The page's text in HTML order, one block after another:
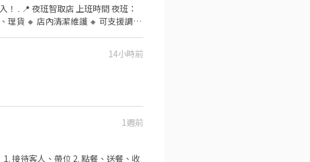
. 📍 夜班智取店 上班時間 夜班：
理貨 🔸 店內清潔維護 🔸 可支援調
州路二段206號1樓 中正臨沂 - 智取
- 智取店 新北市新店區北新路二段
區公園路95號1樓 板橋仁化 - 智取店
店 新北市樹林區中華路245號1樓
三街252號1樓 八德介壽二 - 智取店
區西 - 智取店 桃園市大園區環區西路
中華 - 智取店 桃園市新屋區中華路
14小時前
1週前